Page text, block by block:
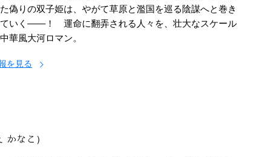
偽りの双子姫は、やがて草原と濫国を巡る陰謀へと巻き
ていく——！ 運命に翻弄される人々を、壮大なスケール
華風大河ロマン。
を見る
かなこ）